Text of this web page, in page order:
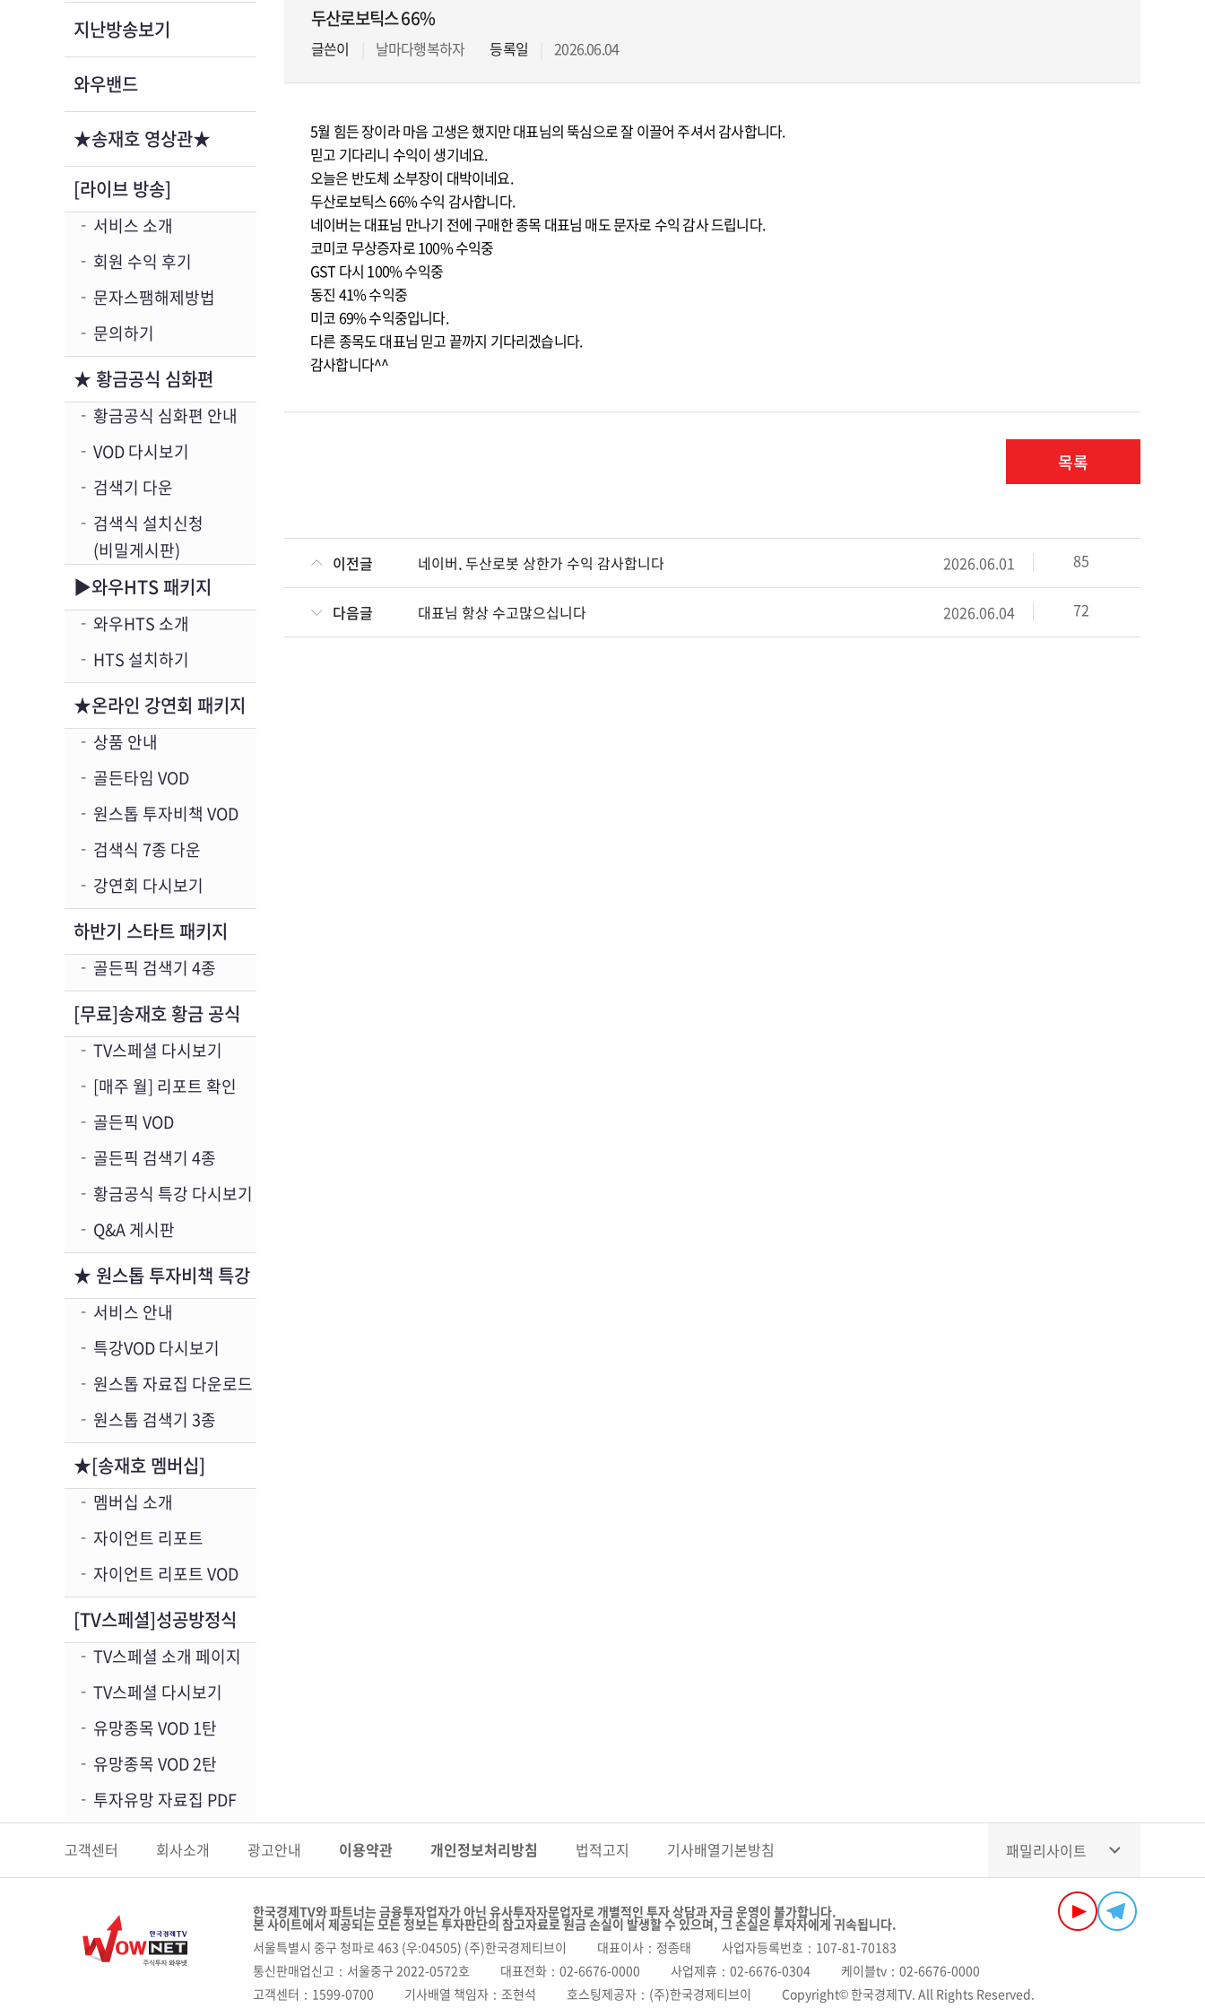
지난방송보기
와우밴드
★송재호 영상관★
[라이브 방송]
서비스 소개
회원 수익 후기
문자스팸해제방법
문의하기
★ 황금공식 심화편
황금공식 심화편 안내
VOD 다시보기
검색기 다운
검색식 설치신청
(비밀게시판)
▶와우HTS 패키지
와우HTS 소개
HTS 설치하기
★온라인 강연회 패키지
상품 안내
골든타임 VOD
원스톱 투자비책 VOD
검색식 7종 다운
강연회 다시보기
하반기 스타트 패키지
골든픽 검색기 4종
[무료]송재호 황금 공식
TV스페셜 다시보기
[매주 월] 리포트 확인
골든픽 VOD
골든픽 검색기 4종
황금공식 특강 다시보기
Q&A 게시판
★ 원스톱 투자비책 특강
서비스 안내
특강VOD 다시보기
원스톱 자료집 다운로드
원스톱 검색기 3종
★[송재호 멤버십]
멤버십 소개
자이언트 리포트
자이언트 리포트 VOD
[TV스페셜]성공방정식
TV스페셜 소개 페이지
TV스페셜 다시보기
유망종목 VOD 1탄
유망종목 VOD 2탄
투자유망 자료집 PDF
두산로보틱스 66%
글쓴이 날마다행복하자 등록일 2026.06.04
5월 힘든 장이라 마음 고생은 했지만 대표님의 뚝심으로 잘 이끌어 주셔서 감사합니다.
믿고 기다리니 수익이 생기네요.
오늘은 반도체 소부장이 대박이네요.
두산로보틱스 66% 수익 감사합니다.
네이버는 대표님 만나기 전에 구매한 종목 대표님 매도 문자로 수익 감사 드립니다.
코미코 무상증자로 100% 수익중
GST 다시 100% 수익중
동진 41% 수익중
미코 69% 수익중입니다.
다른 종목도 대표님 믿고 끝까지 기다리겠습니다.
목록
85
2026.06.01
이전글 네이버, 두산로봇 상한가 수익 감사합니다
72
2026.06.04
다음글 대표님 항상 수고많으십니다
고객센터 회사소개 광고안내 이용약관 개인정보처리방침 법적고지 기사배열기본방침 패밀리사이트
한국경제TV와 파트너는 금융투자업자가 아닌 유사투자자문업자로 개별적인 투자 상담과 자금 운영이 불가합니다.
본 사이트에서 제공되는 모든 정보는 투자판단의 참고자료로 원금 손실이 발생할 수 있으며, 그 손실은 투자자에게 귀속됩니다.
서울특별시 중구 청파로 463 (우:04505) (주)한국경제티브이
대표이사 정종태 사업자등록번호
107-81-70183
통신판매업신고
서울중구 2022-0572호 대표전화 02-6676-0000 사업제휴 02-6676-0304 케이블tv
02-6676-0000
고객센터
1599-0700 기사배열 책임자 조현석 호스팅제공자 (주)한국경제티브이 Copyright© 한국경제TV. All Rights Reserved.